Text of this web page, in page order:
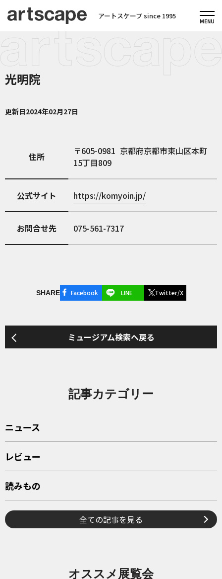
アートスケープ since 1995
光明院
更新日2024年02月27日
住所 605-0981 京都府京都市東山区本町
15丁目809
公式サイト https://komyoin.jp/
お問合せ先 075-561-7317
SHARE Facebook LINE Twitter/X
ミュージアム検索へ戻る
記事カテゴリー
ニュース
レビュー
読みもの
全ての記事を見る
オススメ展覧会